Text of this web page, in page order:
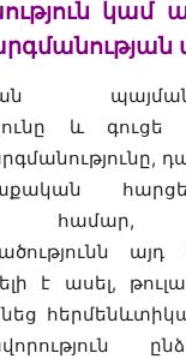
կամ
և գուցե
է ասել,